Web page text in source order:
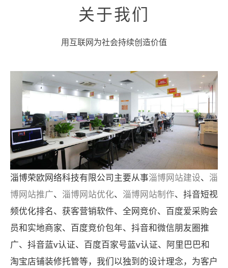
关于我们
用互联网为社会持续创造价值
淄博荣欧网络科技有限公司主要从事淄博网站建设、 淄
博网站推广、 淄博网站优化、 淄博网站制作、抖音短视
频优化排名、获客营销软件、全网竞价、百度爱采购会
员和实地商家、百度竞价包年、抖音和微信朋友圈推
广、抖音蓝v认证、百度百家号蓝v认证、阿里巴巴和
淘宝店铺装修托管等，我们以独到的设计理念，为客户